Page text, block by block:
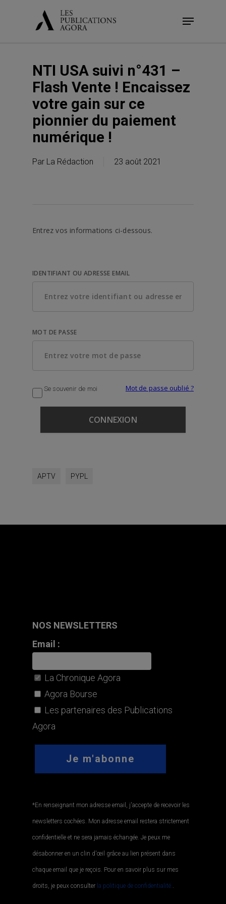
Menu
NTI USA suivi n°431 –
Flash Vente ! Encaissez
votre gain sur ce
pionnier du paiement
numérique !
Par La Rédaction 23 août 2021
Entrez vos informations ci-dessous.
IDENTIFIANT OU ADRESSE EMAIL
MOT DE PASSE
Se souvenir de moi Mot de passe oublié ?
APTV PYPL
NOS NEWSLETTERS
Email :
La Chronique Agora
Agora Bourse
Les partenaires des Publications
Agora
*En renseignant mon adresse email, j'accepte de recevoir les
newsletters cochées. Mon adresse email restera strictement
confidentielle et ne sera jamais échangée. Je peux me
désabonner en un clin d'œil grâce au lien présent dans
chaque email que je reçois. Pour en savoir plus sur mes
droits, je peux consulter la politique de confidentialité..